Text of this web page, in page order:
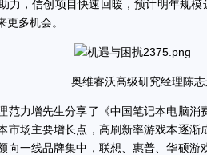
力，信创项目快速回暖，预计明年规
多机会。
奥维睿沃高级研究经理陈志
力增先生分享了《中国笔记本电脑消
市场主要增长点，高刷新率游戏本逐渐
向一线品牌集中，联想、惠普、华硕游